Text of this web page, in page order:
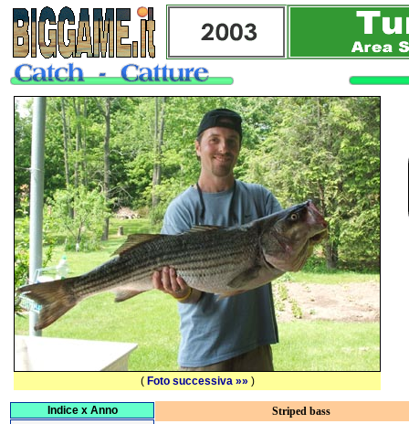
Indice x Anno Striped bass
( Foto successiva »» )